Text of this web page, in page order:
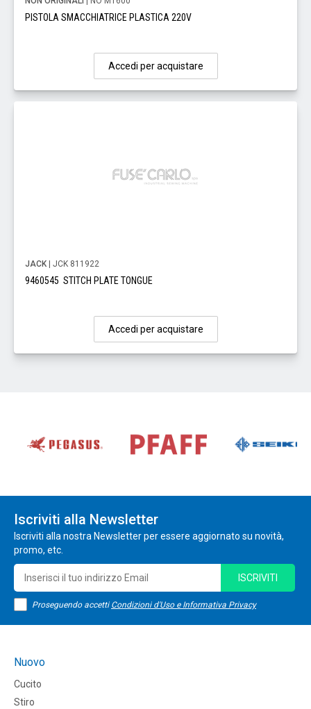
PISTOLA SMACCHIATRICE PLASTICA 220V
Accedi per acquistare
JACK | JCK 811922
9460545 STITCH PLATE TONGUE
Accedi per acquistare
Iscriviti alla Newsletter
Iscriviti alla nostra Newsletter per essere aggiornato su novità,
promo, etc.
Proseguendo accetti Condizioni d'Uso e Informativa Privacy
ISCRIVITI
Nuovo
Cucito
Stiro